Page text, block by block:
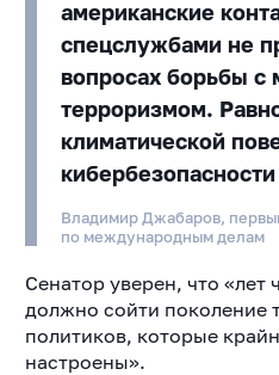
американские
спецслужбами не
вопросах борьбы
терроризмом.
климатической
кибербезопасности
Владимир Джабаров,
по международным делам
Сенатор уверен, что «лет
должно сойти поколение
политиков, которые
настроены».